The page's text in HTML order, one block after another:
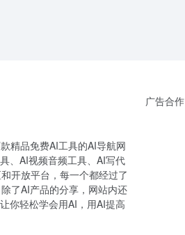
精品免费AI工具的AI导航网
、AI视频音频工具、AI写代
开放平台，每一个都经过了
了AI产品的分享，网站内还
你轻松学会用AI，用AI提高
广告合作